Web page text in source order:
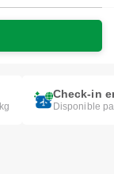
Check-in
Disponible